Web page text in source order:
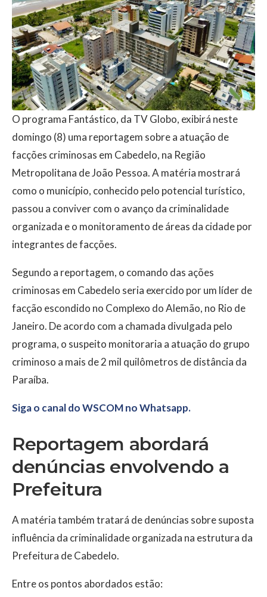
O programa Fantástico, da TV Globo, exibirá neste
domingo (8) uma reportagem sobre a atuação de
facções criminosas em Cabedelo, na Região
Metropolitana de João Pessoa. A matéria mostrará
como o município, conhecido pelo potencial turístico,
passou a conviver com o avanço da criminalidade
organizada e o monitoramento de áreas da cidade por
integrantes de facções.
Segundo a reportagem, o comando das ações
criminosas em Cabedelo seria exercido por um líder de
facção escondido no Complexo do Alemão, no Rio de
Janeiro. De acordo com a chamada divulgada pelo
programa, o suspeito monitoraria a atuação do grupo
criminoso a mais de 2 mil quilômetros de distância da
Paraíba.
Siga o canal do WSCOM no Whatsapp.
Reportagem abordará
denúncias envolvendo a
Prefeitura
A matéria também tratará de denúncias sobre suposta
influência da criminalidade organizada na estrutura da
Prefeitura de Cabedelo.
Entre os pontos abordados estão: